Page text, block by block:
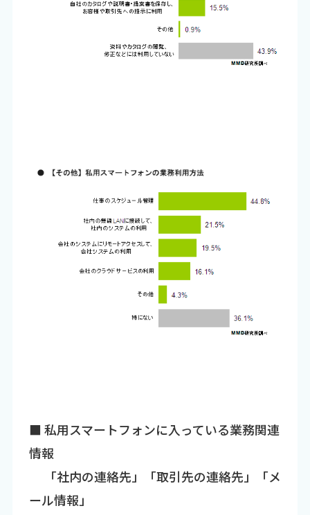
■ 私用スマートフォンに入っている業務関連
情報
「社内の連絡先」「取引先の連絡先」「メ
ール情報」